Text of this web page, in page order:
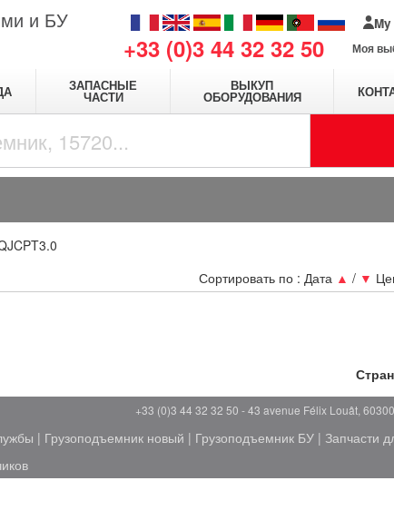
и БУ
+33 (0)3 44 32 32 50 Моя
ЗАПАСНЫЕ
ЧАСТИ
ВЫКУП
ОБОРУДОВАНИЯ
Сортировать по : Дата ▲ / ▼
+33 (0)3 44 32 32 50 - 43 avenue Félix Louât,
| Грузоподъемник новый | Грузоподъемник БУ | Запчасти